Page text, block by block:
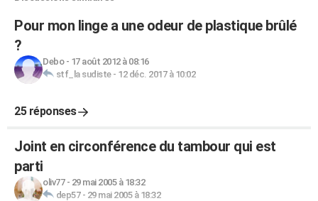
Pour mon linge a une odeur de plastique brûlé
?
Debo- 17 août 2012 à 08:16
stf_la sudiste- 12 déc. 2017 à 10:02
25 réponses
Joint en circonférence du tambour qui est
parti
oliv77- 29 mai 2005 à 18:32
dep57- 29 mai 2005 à 18:32